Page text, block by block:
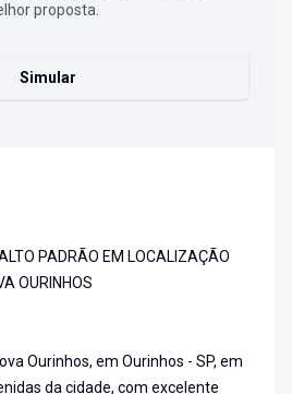
proposta.
Simular
PADRÃO EM LOCALIZAÇÃO
OURINHOS
Ourinhos, em Ourinhos - SP, em
da cidade, com excelente